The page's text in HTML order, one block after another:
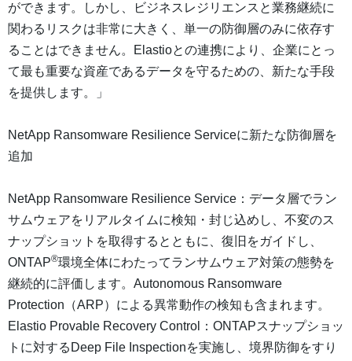
ができます。しかし、ビジネスレジリエンスと業務継続に
関わるリスクは非常に大きく、単一の防御層のみに依存す
ることはできません。Elastioとの連携により、企業にとっ
て最も重要な資産であるデータを守るための、新たな手段
を提供します。」
NetApp Ransomware Resilience Serviceに新たな防御層を
追加
NetApp Ransomware Resilience Service：データ層でラン
サムウェアをリアルタイムに検知・封じ込めし、不変のス
ナップショットを取得するとともに、復旧をガイドし、
ONTAP®環境全体にわたってランサムウェア対策の態勢を
継続的に評価します。Autonomous Ransomware
Protection（ARP）による異常動作の検知も含まれます。
Elastio Provable Recovery Control：ONTAPスナップショッ
トに対するDeep File Inspectionを実施し、境界防御をすり